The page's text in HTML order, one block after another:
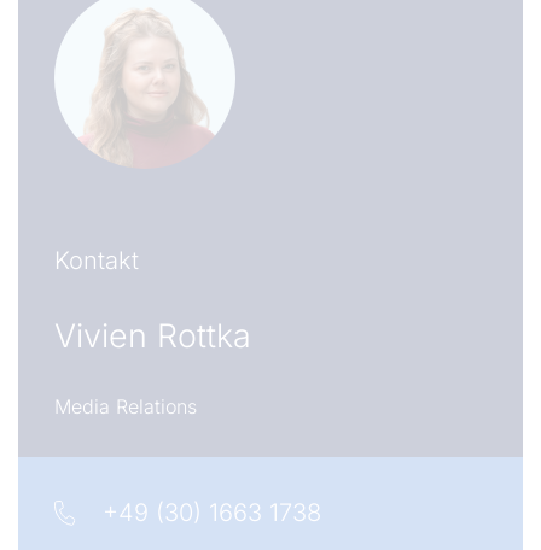
Kontakt
Vivien Rottka
Media Relations
+49 (30) 1663 1738